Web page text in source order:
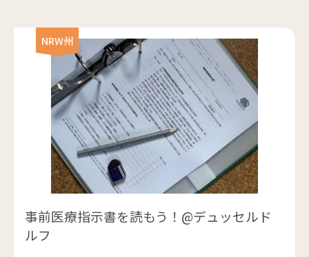
NRW州
事前医療指示書を読もう！@デュッセルド
ルフ